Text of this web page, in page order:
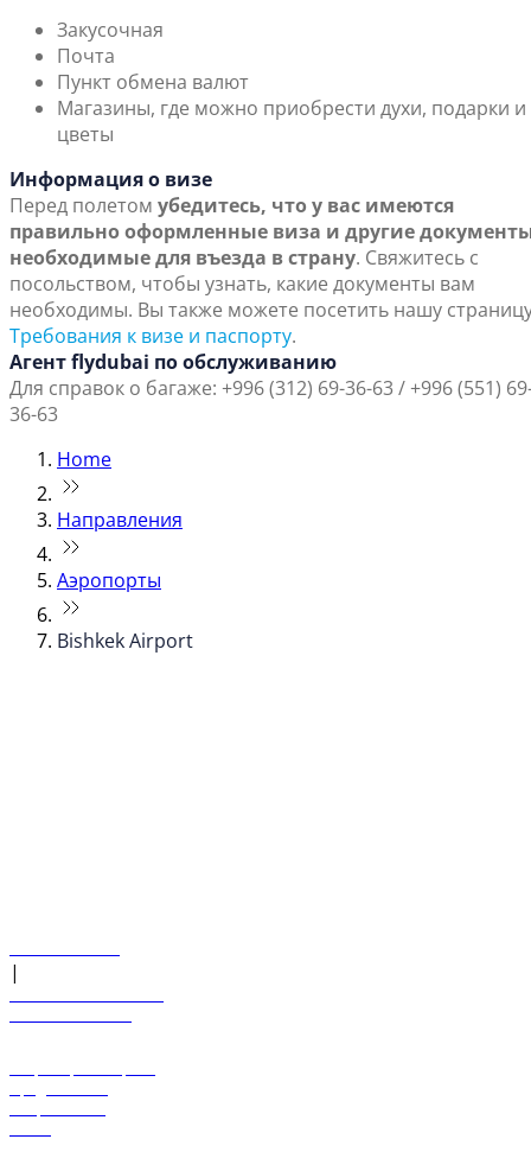
Закусочная
Почта
Пункт обмена валют
Магазины, где можно приобрести духи, подарки и
цветы
Информация о визе
Перед полетом убедитесь, что у вас имеются
правильно оформленные виза и другие
необходимые для въезда в страну. Свяжитесь с
посольством, чтобы узнать, какие документы вам
необходимы. Вы также можете посетить нашу
Требования к визе и паспорту.
Агент flydubai по обслуживанию
Для справок о багаже: +996 (312) 69-36-63 / +996 (551)
36-63
Home
Направления
Аэропорты
Bishkek Airport
|